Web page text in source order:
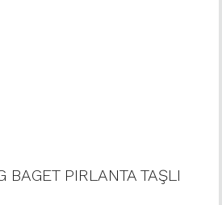
BAGET PIRLANTA TAŞLI